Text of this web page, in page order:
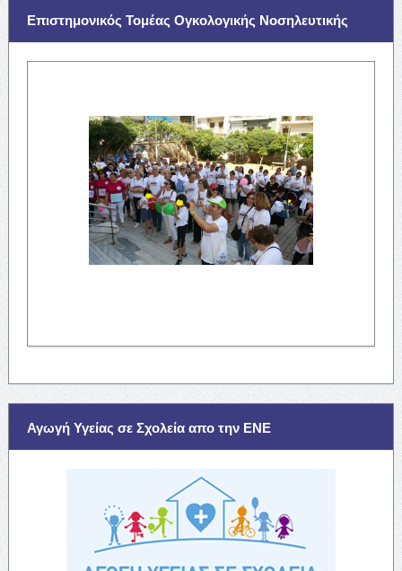
Επιστημονικός Τομέας Ογκολογικής Νοσηλευτικής
Αγωγή Υγείας σε Σχολεία απο την ΕΝΕ